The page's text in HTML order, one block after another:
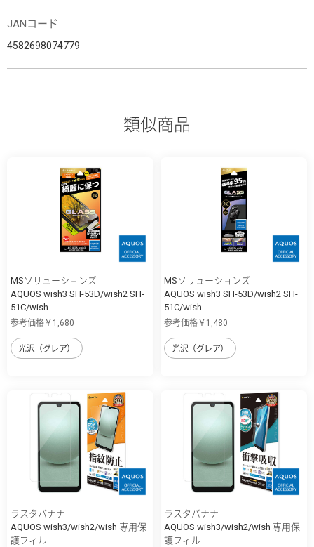
JANコード
4582698074779
類似商品
MSソリューションズ
AQUOS wish3 SH-53D/wish2 SH-
51C/wish ...
参考価格￥1,680
光沢（グレア）
MSソリューションズ
AQUOS wish3 SH-53D/wish2 SH-
51C/wish ...
参考価格￥1,480
光沢（グレア）
ラスタバナナ
AQUOS wish3/wish2/wish 専用保
護フィル...
ラスタバナナ
AQUOS wish3/wish2/wish 専用保
護フィル...